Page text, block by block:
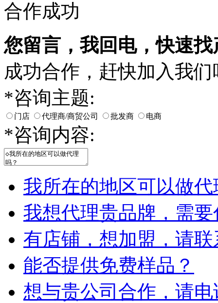
合作成功
您留言，我回电，快速找
成功合作，赶快加入我们
*咨询主题:
门店 代理商/商贸公司 批发商 电商
*咨询内容:
我所在的地区可以做
我想代理贵品牌，需
有店铺，想加盟，请
能否提供免费样品？
想与贵公司合作，请